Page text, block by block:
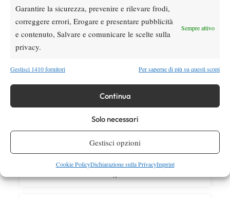
Garantire la sicurezza, prevenire e rilevare frodi,
correggere errori, Erogare e presentare pubblicità
e contenuto, Salvare e comunicare le scelte sulla
privacy.
Sempre attivo
Gestisci 1410 fornitori Per saperne di più su questi scopi
Continua
Solo necessari
Gestisci opzioni
Cookie PolicyDichiarazione sulla PrivacyImprint
prevenzione e controlli in vista della tournée
americana
Le Interviste News
SOCIAL